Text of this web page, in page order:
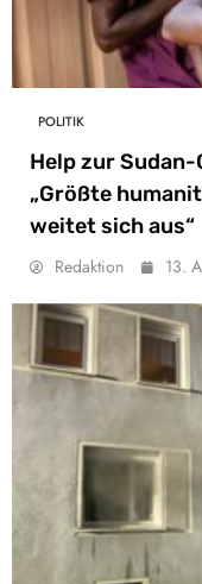
POLITIK
Help zur
„Größte
weitet sich aus“
Redaktion 13.